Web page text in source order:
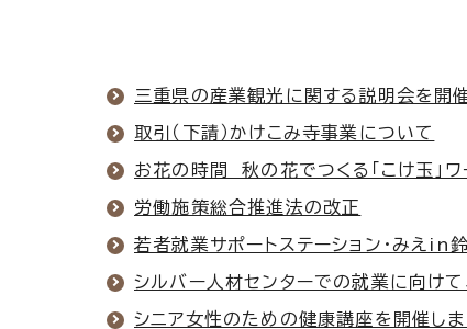
三重県の産業観光に関する説明会を開
取引（下請）かけこみ寺事業について
お花の時間 秋の花でつくる「こけ玉」
労働施策総合推進法の改正
若者就業サポートステーション・みえin
シルバー人材センターでの就業に向けて
シニア女性のための健康講座を開催しま